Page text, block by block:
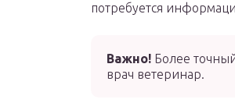
потребуется
Важно! Более
врач ветеринар.